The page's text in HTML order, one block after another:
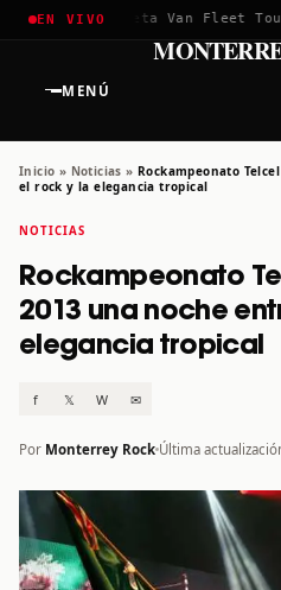
EN VIVO
2026✱Greta Van Fleet Tour✱
MENÚ
Inicio » Noticias » Rockampeonato
el rock y la elegancia tropical
NOTICIAS
Rockampeonato
2013 una noche
elegancia tropical
f 𝕏 W ✉
Por Monterrey Rock Última